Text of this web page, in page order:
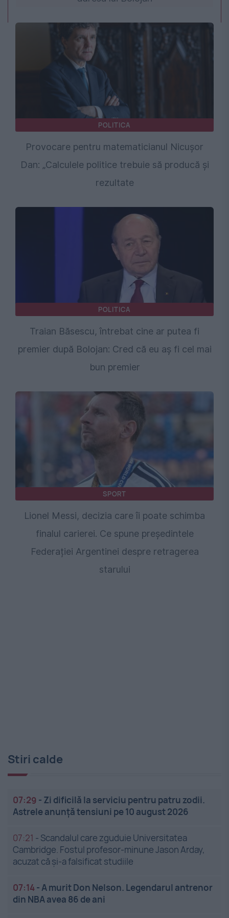
POLITICA
Provocare pentru matematicianul Nicușor
Dan: „Calculele politice trebuie să producă și
rezultate
POLITICA
Traian Băsescu, întrebat cine ar putea fi
premier după Bolojan: Cred că eu aș fi cel mai
bun premier
SPORT
Lionel Messi, decizia care îi poate schimba
finalul carierei. Ce spune președintele
Federației Argentinei despre retragerea
starului
Stiri calde
07:29 - Zi dificilă la serviciu pentru patru zodii.
Astrele anunță tensiuni pe 10 august 2026
07:21 - Scandalul care zguduie Universitatea
Cambridge. Fostul profesor-minune Jason Arday,
acuzat că și-a falsificat studiile
07:14-A murit Don Nelson. Legendarul antrenor
din NBA avea 86 de ani